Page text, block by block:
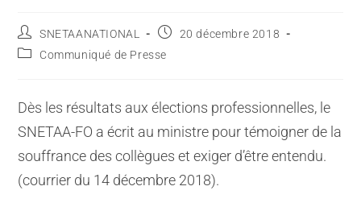
SNETAANATIONAL
20 décembre 2018
Communiqué de Presse
Dès les résultats aux élections professionnelles, le
SNETAA-FO a écrit au ministre pour témoigner de la
souffrance des collègues et exiger d’être entendu.
(courrier du 14 décembre 2018).